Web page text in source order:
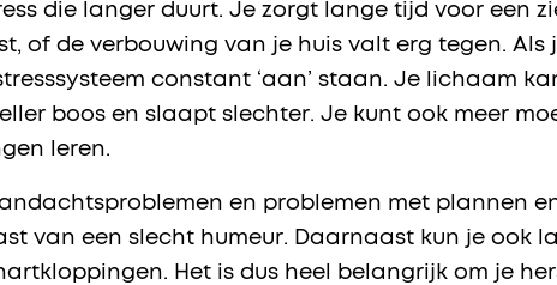
die langer duurt. Je zorgt lange tijd voor een
of de verbouwing van je huis valt erg tegen. Als
constant ‘aan’ staan. Je lichaam
boos en slaapt slechter. Je kunt ook meer
leren.
en problemen met plannen
van een slecht humeur. Daarnaast kun je ook
Het is dus heel belangrijk om je